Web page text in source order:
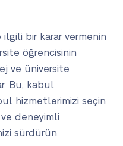
bir karar vermenin
öğrencisinin
ve üniversite
Bu, kabul
hizmetlerimizi seçin
deneyimli
sürdürün.